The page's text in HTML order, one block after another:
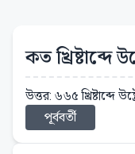
কত খ্রিষ্টাব্দে
উত্তর: ৬৬৫ খ্রিষ্টাব্দে
পূর্ববর্তী